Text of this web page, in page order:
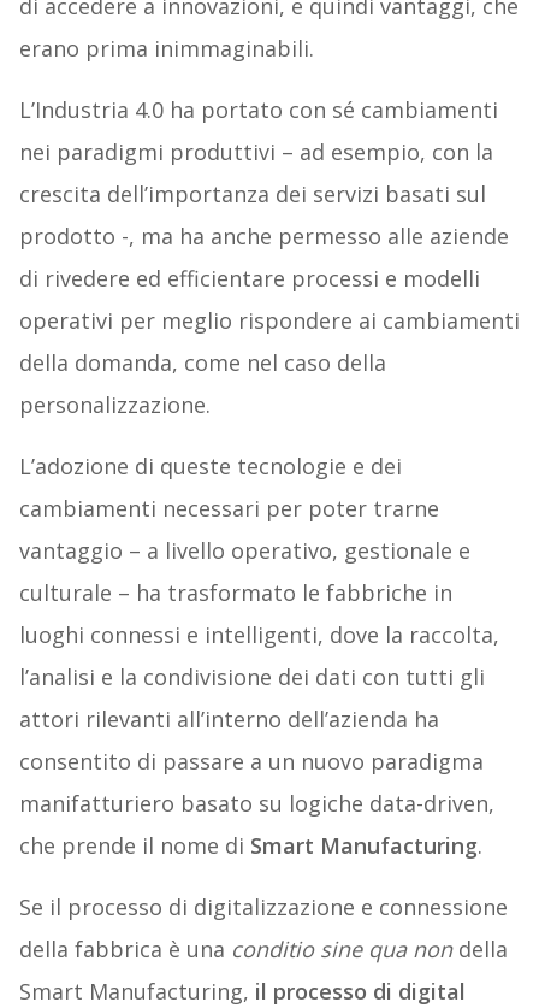
di accedere a innovazioni, e quindi vantaggi, che
erano prima inimmaginabili.
L’Industria 4.0 ha portato con sé cambiamenti
nei paradigmi produttivi – ad esempio, con la
crescita dell’importanza dei servizi basati sul
prodotto -, ma ha anche permesso alle aziende
di rivedere ed efficientare processi e modelli
operativi per meglio rispondere ai cambiamenti
della domanda, come nel caso della
personalizzazione.
L’adozione di queste tecnologie e dei
cambiamenti necessari per poter trarne
vantaggio – a livello operativo, gestionale e
culturale – ha trasformato le fabbriche in
luoghi connessi e intelligenti, dove la raccolta,
l’analisi e la condivisione dei dati con tutti gli
attori rilevanti all’interno dell’azienda ha
consentito di passare a un nuovo paradigma
manifatturiero basato su logiche data-driven,
che prende il nome di Smart Manufacturing.
Se il processo di digitalizzazione e connessione
della fabbrica è una conditio sine qua nondella
Smart Manufacturing, il processo di digital